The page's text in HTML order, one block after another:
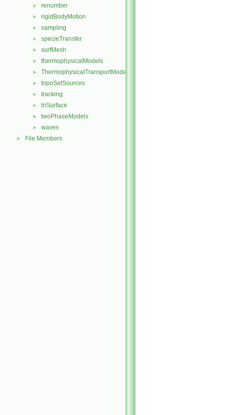
► renumber
► rigidBodyMotion
► sampling
► specieTransfer
► surfMesh
► thermophysicalModels
► ThermophysicalTransportModels
► topoSetSources
► tracking
► triSurface
► twoPhaseModels
► waves
► File Members